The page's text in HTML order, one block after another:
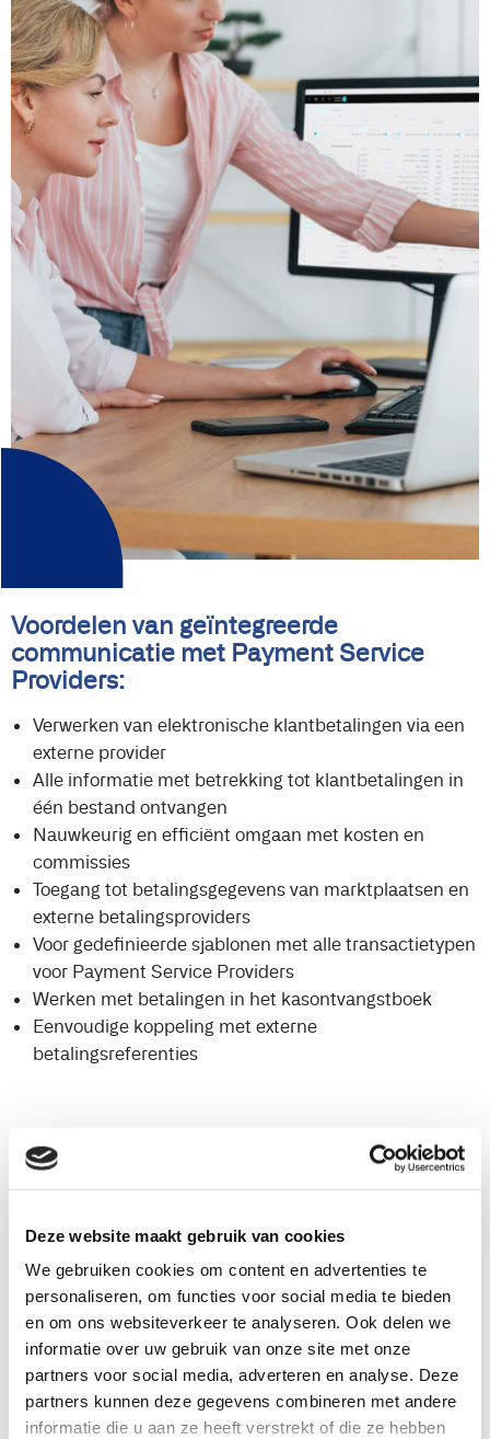
Deze website maakt gebruik van cookies
We gebruiken cookies om content en advertenties te
personaliseren, om functies voor social media te bieden
en om ons websiteverkeer te analyseren. Ook delen we
informatie over uw gebruik van onze site met onze
partners voor social media, adverteren en analyse. Deze
partners kunnen deze gegevens combineren met andere
informatie die u aan ze heeft verstrekt of die ze hebben
Voordelen van geïntegreerde
communicatie met Payment Service
Providers:
Verwerken van elektronische klantbetalingen via een
externe provider
Alle informatie met betrekking tot klantbetalingen in
één bestand ontvangen
Nauwkeurig en efficiënt omgaan met kosten en
commissies
Toegang tot betalingsgegevens van marktplaatsen en
externe betalingsproviders
Voor gedefinieerde sjablonen met alle transactietypen
voor Payment Service Providers
Werken met betalingen in het kasontvangstboek
Eenvoudige koppeling met externe
betalingsreferenties
Met de module Payment Service
Providers in Payment Management kunt u
klantbetalingen importeren van uw
voorkeurs-PSP's en e-commerce
marktplaatsen rechtstreeks in het
kasontvangstboek van Microsoft
Dynamics 365 Business Central